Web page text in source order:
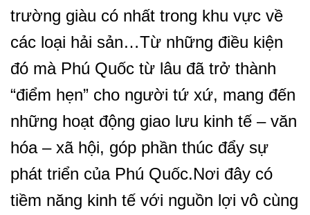
trường giàu có nhất trong khu vực về
các loại hải sản…Từ những điều kiện
đó mà Phú Quốc từ lâu đã trở thành
“điểm hẹn” cho người tứ xứ, mang đến
những hoạt động giao lưu kinh tế – văn
hóa – xã hội, góp phần thúc đẩy sự
phát triển của Phú Quốc.Nơi đây có
tiềm năng kinh tế với nguồn lợi vô cùng